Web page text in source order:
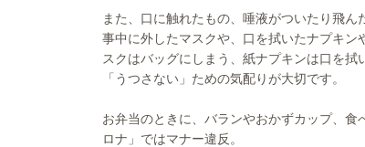
また、口に触れたもの、唾液がついたり飛
事中に外したマスクや、口を拭いたナプキ
スクはバッグにしまう、紙ナプキンは口を
「うつさない」ための気配りが大切です。
お弁当のときに、バランやおかずカップ、
ロナ」ではマナー違反。